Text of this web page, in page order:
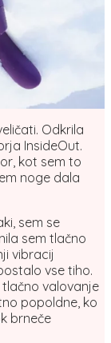
Odkrila
InsideOut.
kot sem to
noge dala
sem se
sem tlačno
vibracij
vse tiho.
valovanje
popoldne, ko
brneče